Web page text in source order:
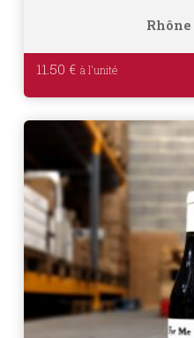
Rhône
11.50 €